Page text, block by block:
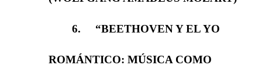
6. “BEETHOVEN Y EL YO
ROMÁNTICO: MÚSICA COMO